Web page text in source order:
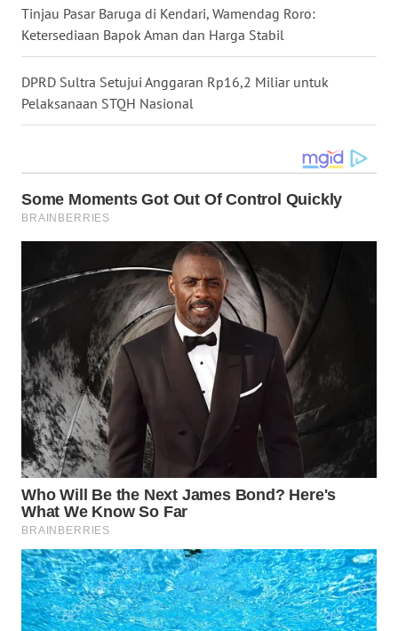
Tinjau Pasar Baruga di Kendari, Wamendag Roro:
Ketersediaan Bapok Aman dan Harga Stabil
DPRD Sultra Setujui Anggaran Rp16,2 Miliar untuk
Pelaksanaan STQH Nasional
WN
SUMSEL
WN
BENGKULU
WN
WN
NUSANTARA
WN
JOGJA
WN
JATIM
WN
BALI
KALBAR
WN
KALTENG